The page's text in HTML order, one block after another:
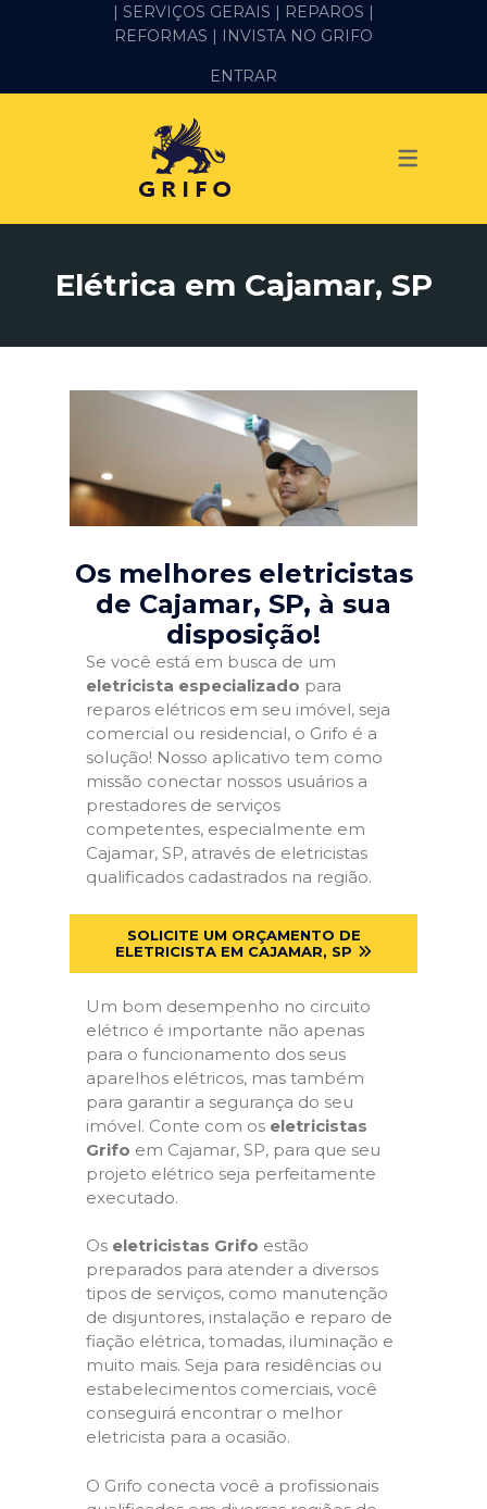
ALVENARIA E PEDREIRO
IMPERMEABILIZAÇÃO
REFORMA
| SERVIÇOS GERAIS | REPAROS |
REFORMAS | INVISTA NO GRIFO
ENTRAR
Elétrica em Cajamar, SP
Os melhores eletricistas
de Cajamar, SP, à sua
disposição!
Se você está em busca de um
eletricista especializado para
reparos elétricos em seu imóvel, seja
comercial ou residencial, o Grifo é a
solução! Nosso aplicativo tem como
missão conectar nossos usuários a
prestadores de serviços
competentes, especialmente em
Cajamar, SP, através de eletricistas
qualificados cadastrados na região.
SOLICITE UM ORÇAMENTO DE
ELETRICISTA EM CAJAMAR, SP
Um bom desempenho no circuito
elétrico é importante não apenas
para o funcionamento dos seus
aparelhos elétricos, mas também
para garantir a segurança do seu
imóvel. Conte com os eletricistas
Grifo em Cajamar, SP, para que seu
projeto elétrico seja perfeitamente
executado.
Os eletricistas Grifo estão
preparados para atender a diversos
tipos de serviços, como manutenção
de disjuntores, instalação e reparo de
fiação elétrica, tomadas, iluminação e
muito mais. Seja para residências ou
estabelecimentos comerciais, você
conseguirá encontrar o melhor
eletricista para a ocasião.
O Grifo conecta você a profissionais